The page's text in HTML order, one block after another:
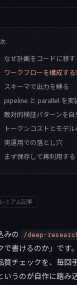
なぜ計画をコードに移
ワークフローを構成す
スキーマで出力を縛る
pipeline と parallel を実
敵対的検証パターンを
トークンコストとモデ
実運用での落とし穴
まず保存して再利用する
ミアム記事
みの /deep-
で書けるのか」です
質チェックを、毎回
いうのが自作に踏み